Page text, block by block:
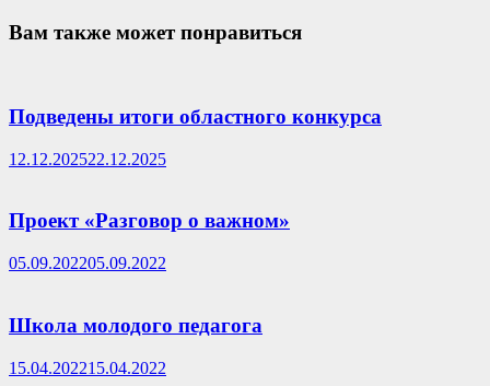
Вам также может понравиться
Подведены итоги областного конкурса
12.12.202522.12.2025
Проект «Разговор о важном»
05.09.202205.09.2022
Школа молодого педагога
15.04.202215.04.2022